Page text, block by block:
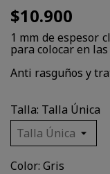
$10.900
1 mm de espesor
para colocar en
Anti rasguños y
Talla: Talla Única
Color: Gris